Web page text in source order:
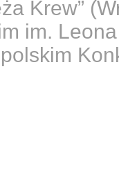
Krew”
im.